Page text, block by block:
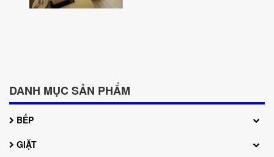
Hệ thống bếp
DANH MỤC SẢN PHẨM
BẾP
GIẶT